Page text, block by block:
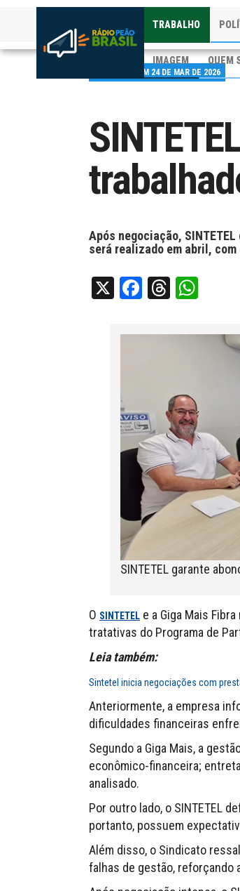
TRABALHO
IMAGEM QUEM
PUBLICADO EM 24 DE MAR DE 2026
Após negociação,
será realizado em abril,
X Facebook
Threads
SINTETEL garante
O SINTETEL e a Giga Mais
tratativas do Programa de
Leia também:
Sintetel inicia negociações com
Anteriormente, a empresa
dificuldades financeiras
Segundo a Giga Mais, a
econômico-financeira;
analisado.
Por outro lado, o SINTETEL
portanto, possuem
Além disso, o Sindicato
falhas de gestão, reforçando